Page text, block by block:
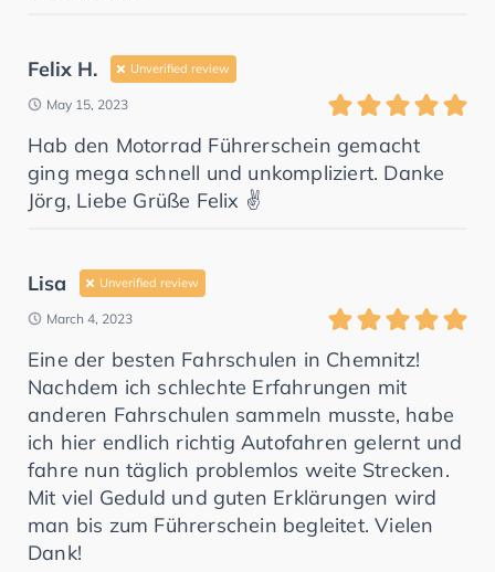
Felix H. Unverified review
May 15, 2023
Hab den Motorrad Führerschein gemacht
ging mega schnell und unkompliziert. Danke
Jörg, Liebe Grüße Felix ✌️
Lisa Unverified review
March 4, 2023
Eine der besten Fahrschulen in Chemnitz!
Nachdem ich schlechte Erfahrungen mit
anderen Fahrschulen sammeln musste, habe
ich hier endlich richtig Autofahren gelernt und
fahre nun täglich problemlos weite Strecken.
Mit viel Geduld und guten Erklärungen wird
man bis zum Führerschein begleitet. Vielen
Dank!